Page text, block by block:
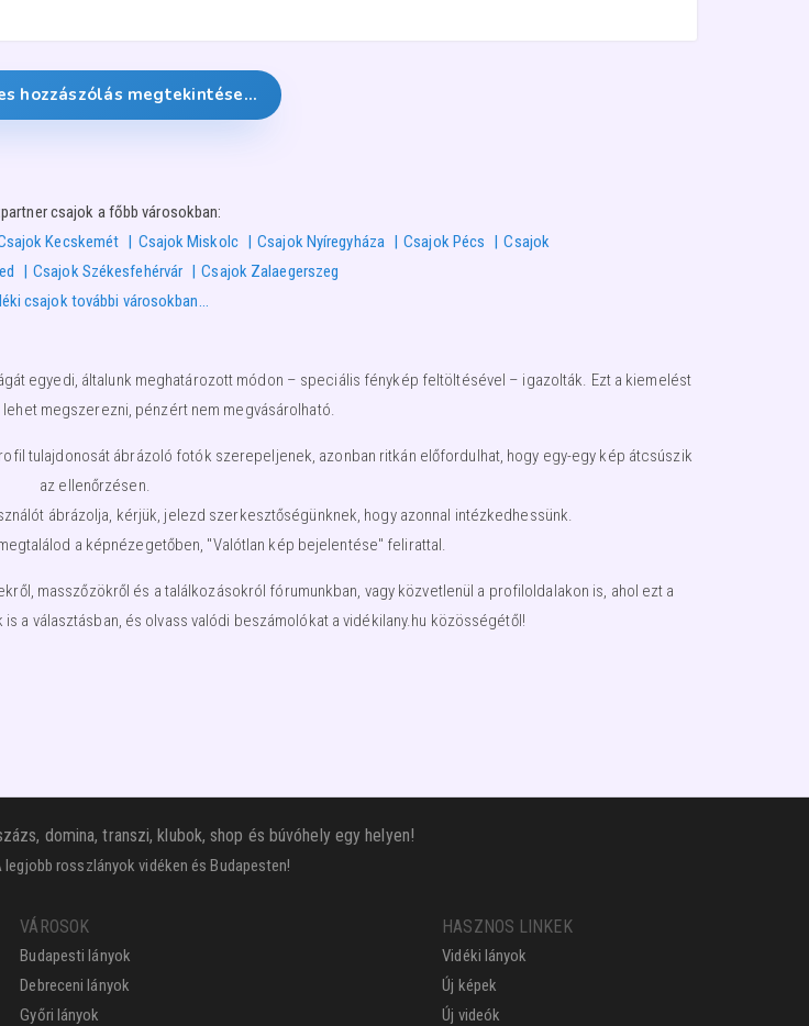
hozzászólás megtekintése…
csajok a főbb városokban:
Kecskemét Csajok Miskolc Csajok Nyíregyháza Csajok Pécs
Csajok
Csajok Székesfehérvár
Csajok Zalaegerszeg
csajok további városokban…
egyedi, általunk meghatározott módon – speciális fénykép feltöltésével – igazolták. Ezt a kiemelést
megszerezni, pénzért nem megvásárolható.
tulajdonosát ábrázoló fotók szerepeljenek, azonban ritkán előfordulhat, hogy egy-egy kép átcsúszik
az ellenőrzésen.
ábrázolja, kérjük, jelezd szerkesztőségünknek, hogy azonnal intézkedhessünk.
a képnézegetőben, "Valótlan kép bejelentése" felirattal.
masszőzökről és a találkozásokról fórumunkban, vagy közvetlenül a profiloldalakon is, ahol ezt a
a választásban, és olvass valódi beszámolókat a vidékilany.hu közösségétől!
domina, transzi, klubok, shop és búvóhely egy helyen!
legjobb rosszlányok vidéken és Budapesten!
VÁROSOK
Budapesti lányok
Debreceni lányok
Győri lányok
HASZNOS LINKEK
Vidéki lányok
Új képek
Új videók